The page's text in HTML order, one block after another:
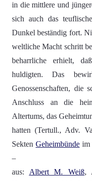
in die mittlere und
sich auch das
Dunkel beständig fort.
weltliche Macht schritt
beharrliche erhielt,
huldigten. Das
Genossenschaften, die
Anschluss an die
Altertums, das
hatten (Tertull., Adv.
Sekten Geheimbünde im
–
aus: Albert M. Weiß,